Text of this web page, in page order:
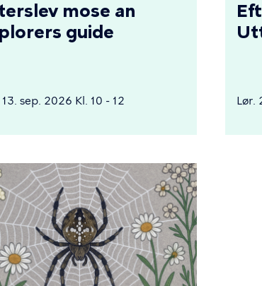
mose an
guide
13. sep. 2026 Kl. 10 - 12 Lør.